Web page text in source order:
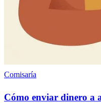
Comisaría
Cómo enviar dinero a